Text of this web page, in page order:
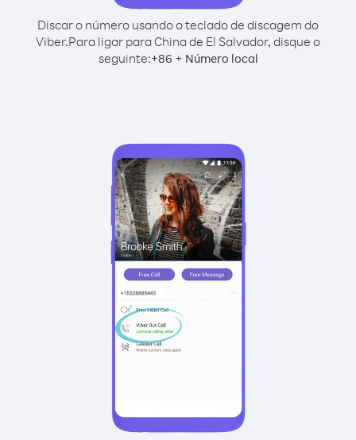
Discar o número usando o teclado de discagem do
Viber.Para ligar para China de El Salvador, disque o
seguinte:+86 + Número local